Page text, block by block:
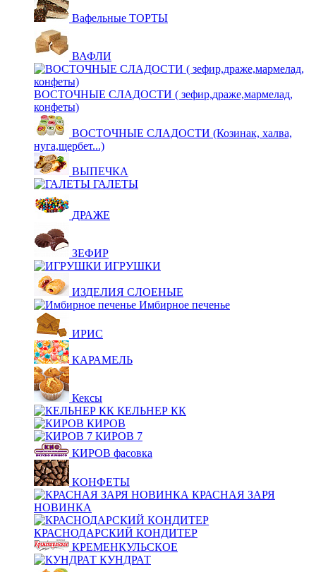
Вафельные ТОРТЫ
ВАФЛИ
ВОСТОЧНЫЕ СЛАДОСТИ ( зефир,драже,мармелад,
конфеты)
ВОСТОЧНЫЕ СЛАДОСТИ (Козинак, халва,
нуга,щербет...)
ВЫПЕЧКА
ГАЛЕТЫ
ДРАЖЕ
ЗЕФИР
ИГРУШКИ
ИЗДЕЛИЯ СЛОЕНЫЕ
Имбирное печенье
ИРИС
КАРАМЕЛЬ
Кексы
КЕЛЬНЕР КК
КИРОВ
КИРОВ 7
КИРОВ фасовка
КОНФЕТЫ
КРАСНАЯ ЗАРЯ
НОВИНКА
КРАСНОДАРСКИЙ КОНДИТЕР
КРЕМЕНКУЛЬСКОЕ
КУНДРАТ